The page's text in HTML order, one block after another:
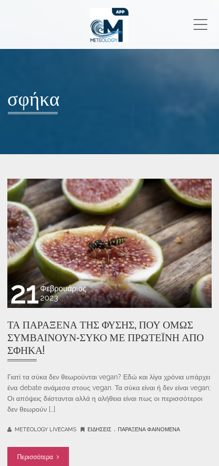
σφήκα
21 Φεβρουάριος
2023
ΤΑ ΠΑΡΆΞΕΝΑ ΤΗΣ ΦΎΣΗΣ, ΠΟΥ ΌΜΩΣ
ΣΥΜΒΑΊΝΟΥΝ-ΣΎΚΟ ΜΕ ΠΡΩΤΕΪ́ΝΗ ΑΠΌ
ΣΦΉΚΑ!
Γιατί τα σύκα δεν θεωρούνται vegan? Εδώ και λίγα χρόνια υπάρχει
ένα debate ανάμεσα στους vegan. Τα σύκα είναι ή δεν είναι vegan;
Οι απόψεις διίστανται αλλά η αλήθεια είναι πως οι περισσότεροι
δεν θεωρούν […]
METEOLOGY LIVECAMS ΕΙΔΉΣΕΙΣ . ΠΑΡΆΞΕΝΑ ΦΑΙΝΌΜΕΝΑ
Περισσότερα